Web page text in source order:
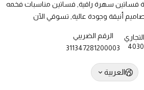
فساتين سهرة راقية, فساتين مناسبات فخمه
أنيقة وجودة عالية, تسوقي الآن
الرقم الضريبي
311347281200003
العربية